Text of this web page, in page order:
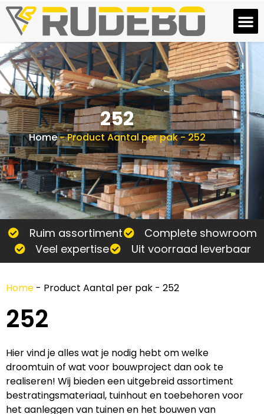
252
Home-Product Aantal per pak-252
Ruim assortiment
Complete showroom
Veel expertise
Uit voorraad leverbaar
Home - Product Aantal per pak - 252
252
Hier vind je alles wat je nodig hebt om welke
droomtuin of wat voor bouwproject dan ook te
realiseren! Wij bieden een uitgebreid assortiment
bestratingsmateriaal, tuinhout en toebehoren voor
het aanleggen van tuinen en het bouwen van